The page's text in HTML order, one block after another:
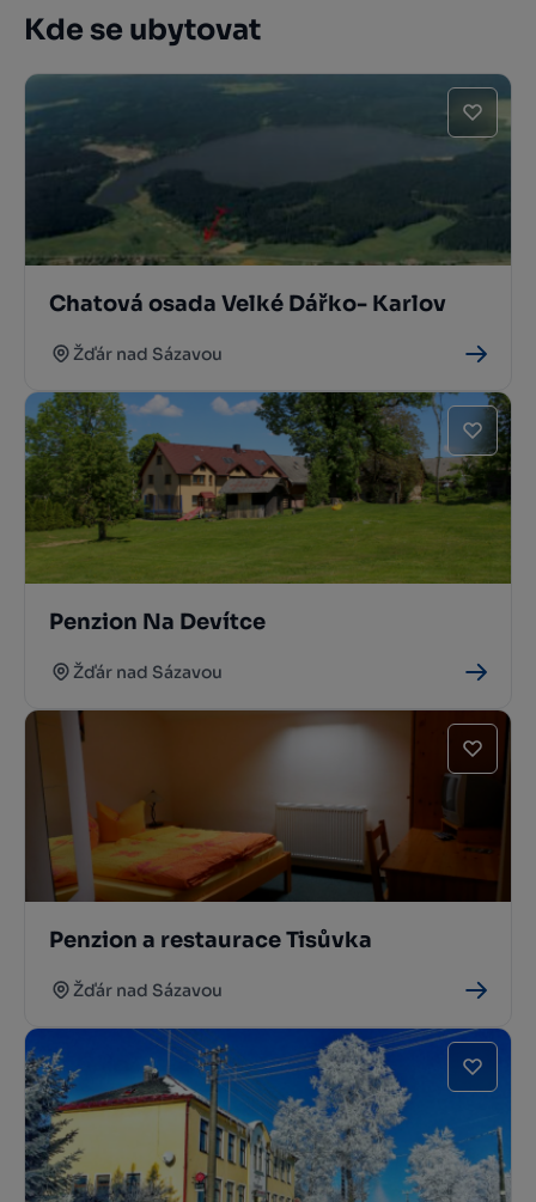
Kde se ubytovat
Chatová osada Velké Dářko- Karlov
Žďár nad Sázavou
Penzion Na Devítce
Žďár nad Sázavou
Penzion a restaurace Tisůvka
Žďár nad Sázavou